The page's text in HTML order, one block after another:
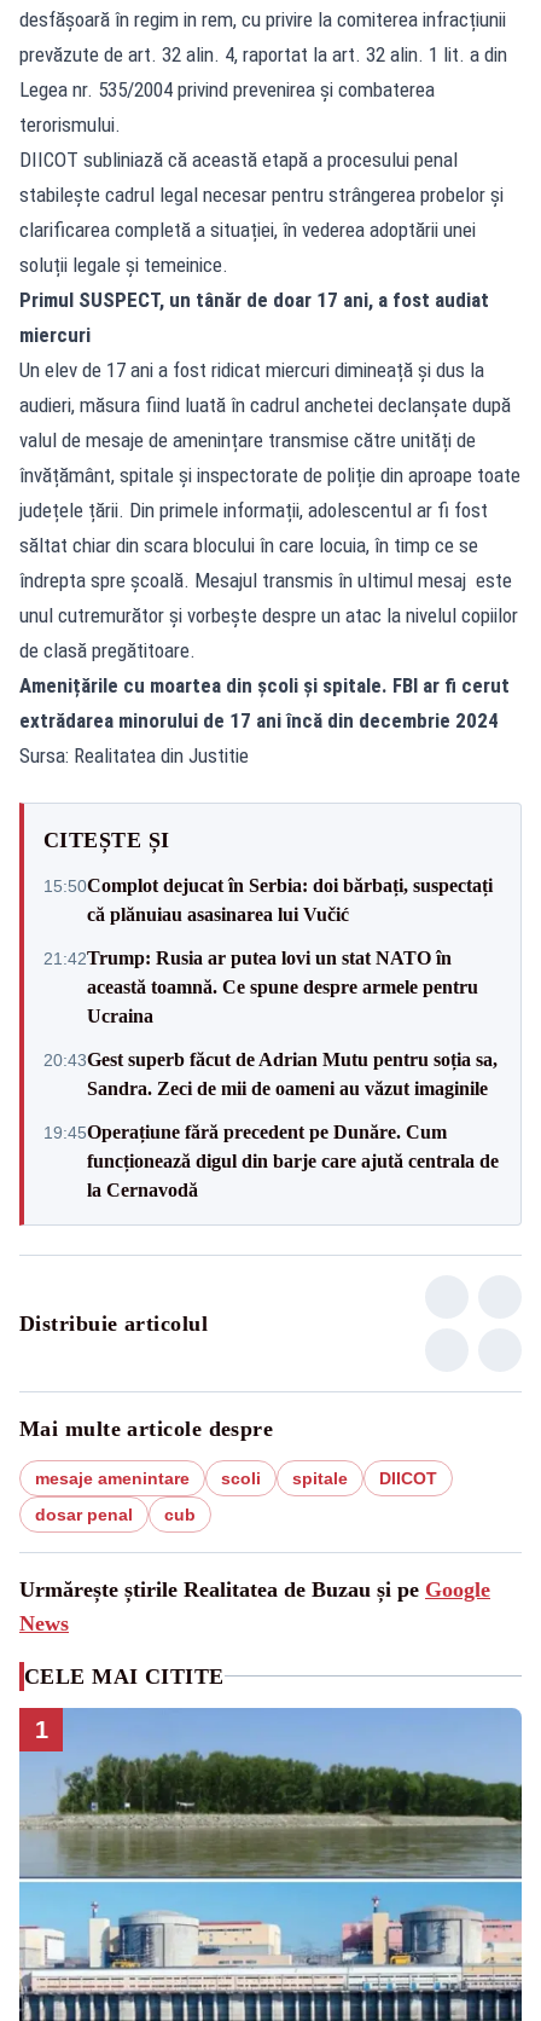
desfășoară în regim in rem, cu privire la comiterea infracțiunii
prevăzute de art. 32 alin. 4, raportat la art. 32 alin. 1 lit. a din
Legea nr. 535/2004 privind prevenirea și combaterea
terorismului.
DIICOT subliniază că această etapă a procesului penal
stabilește cadrul legal necesar pentru strângerea probelor și
clarificarea completă a situației, în vederea adoptării unei
soluții legale și temeinice.
Primul SUSPECT, un tânăr de doar 17 ani, a fost audiat
miercuri
Un elev de 17 ani a fost ridicat miercuri dimineață și dus la
audieri, măsura fiind luată în cadrul anchetei declanșate după
valul de mesaje de amenințare transmise către unități de
învățământ, spitale și inspectorate de poliție din aproape toate
județele țării. Din primele informații, adolescentul ar fi fost
săltat chiar din scara blocului în care locuia, în timp ce se
îndrepta spre școală. Mesajul transmis în ultimul mesaj este
unul cutremurător și vorbește despre un atac la nivelul copiilor
de clasă pregătitoare.
Amenițările cu moartea din școli și spitale. FBI ar fi cerut
extrădarea minorului de 17 ani încă din decembrie 2024
Sursa: Realitatea din Justitie
CITEȘTE ȘI
15:50Complot dejucat în Serbia: doi bărbați, suspectați
că plănuiau asasinarea lui Vučić
21:42Trump: Rusia ar putea lovi un stat NATO în
această toamnă. Ce spune despre armele pentru
Ucraina
20:43Gest superb făcut de Adrian Mutu pentru soția sa,
Sandra. Zeci de mii de oameni au văzut imaginile
19:45Operațiune fără precedent pe Dunăre. Cum
funcționează digul din barje care ajută centrala de
la Cernavodă
Distribuie articolul
Mai multe articole despre
mesaje amenintare scoli spitale
DIICOT
dosar penal
cub
Urmărește știrile Realitatea de Buzau și pe Google
News
CELE MAI CITITE
1